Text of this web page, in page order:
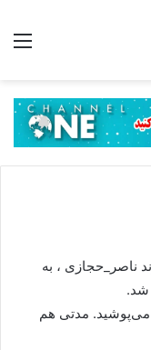
ناصر_حجازی ، به
شد.
استقلال را می‌پوشید. مدتی هم